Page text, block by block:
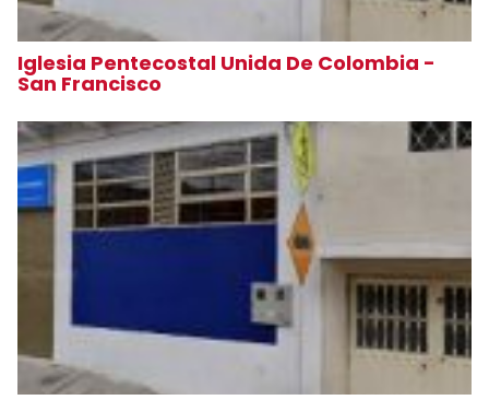
Iglesia Pentecostal Unida De Colombia -
San Francisco